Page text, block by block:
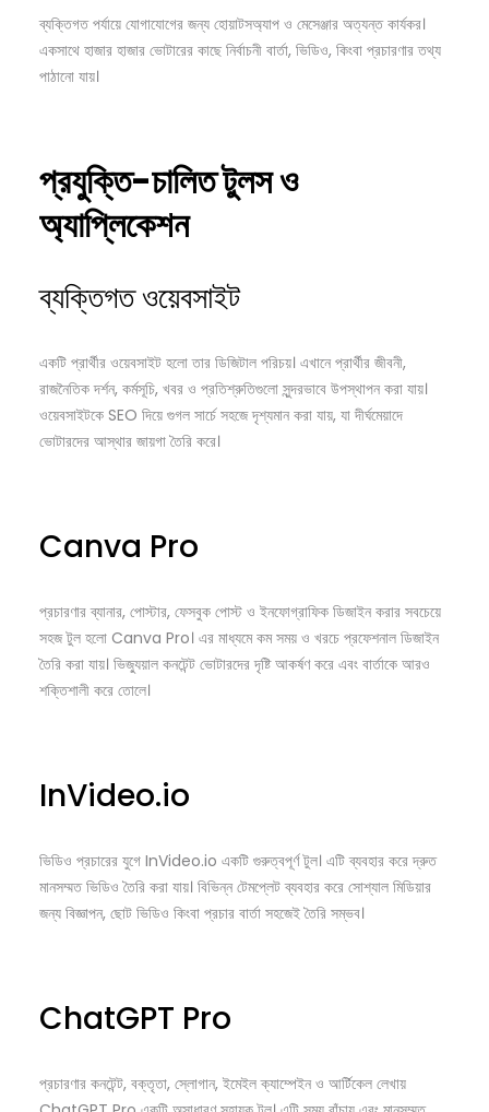
ব্যক্তিগত পর্যায়ে যোগাযোগের জন্য হোয়াটসঅ্যাপ ও মেসেঞ্জার অত্যন্ত কার্যকর।
একসাথে হাজার হাজার ভোটারের কাছে নির্বাচনী বার্তা, ভিডিও, কিংবা প্রচারণার তথ্য
পাঠানো যায়।
প্রযুক্তি-চালিতটুলসও
অ্যাপ্লিকেশন
ব্যক্তিগত ওয়েবসাইট
একটি প্রার্থীর ওয়েবসাইট হলো তার ডিজিটাল পরিচয়। এখানে প্রার্থীর জীবনী,
রাজনৈতিক দর্শন, কর্মসূচি, খবর ও প্রতিশ্রুতিগুলো সুন্দরভাবে উপস্থাপন করা যায়।
ওয়েবসাইটকে SEO দিয়ে গুগল সার্চে সহজে দৃশ্যমান করা যায়, যা দীর্ঘমেয়াদে
ভোটারদের আস্থার জায়গা তৈরি করে।
Canva Pro
প্রচারণার ব্যানার, পোস্টার, ফেসবুক পোস্ট ও ইনফোগ্রাফিক ডিজাইন করার সবচেয়ে
সহজ টুল হলো Canva Pro। এর মাধ্যমে কম সময় ও খরচে প্রফেশনাল ডিজাইন
তৈরি করা যায়। ভিজ্যুয়াল কনটেন্ট ভোটারদের দৃষ্টি আকর্ষণ করে এবং বার্তাকে আরও
শক্তিশালী করে তোলে।
InVideo.io
ভিডিও প্রচারের যুগে InVideo.io একটি গুরুত্বপূর্ণ টুল। এটি ব্যবহার করে দ্রুত
মানসম্মত ভিডিও তৈরি করা যায়। বিভিন্ন টেমপ্লেট ব্যবহার করে সোশ্যাল মিডিয়ার
জন্য বিজ্ঞাপন, ছোট ভিডিও কিংবা প্রচার বার্তা সহজেই তৈরি সম্ভব।
ChatGPT Pro
প্রচারণার কনটেন্ট, বক্তৃতা, স্লোগান, ইমেইল ক্যাম্পেইন ও আর্টিকেল লেখায়